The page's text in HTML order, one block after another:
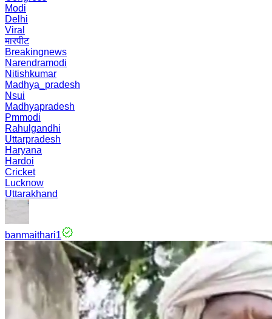
Modi
Delhi
Viral
मारपीट
Breakingnews
Narendramodi
Nitishkumar
Madhya_pradesh
Nsui
Madhyapradesh
Pmmodi
Rahulgandhi
Uttarpradesh
Haryana
Hardoi
Cricket
Lucknow
Uttarakhand
banmaithari1